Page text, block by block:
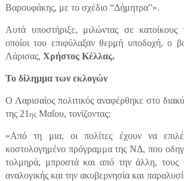
Βαρουφάκης, με το σχέδιο “Δήμητρα”».
Αυτά υποστήριξε, μιλώντας σε
οποίοι του επιφύλαξαν θερμή υποδοχή, ο
Λάρισας, Χρήστος Κέλλας.
Το δίλημμα των εκλογών
Ο Λαρισαίος πολιτικός αναφέρθηκε στο
της 21 ηςΜαΐου, τονίζοντας:
«Από τη μια, οι πολίτες έχουν να
κοστολογημένο πρόγραμμα της ΝΔ, που
τολμηρά, μπροστά και από την άλλη, τους
αναλογικής και την ακυβερνησία και